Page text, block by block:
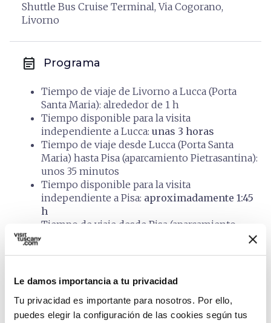
Le damos importancia a tu privacidad
Tu privacidad es importante para nosotros. Por ello,
puedes elegir la configuración de las cookies según tus
Shuttle Bus Cruise Terminal, Via Cogorano,
Livorno
event_note Programa
Tiempo de viaje de Livorno a Lucca (Porta
Santa Maria): alrededor de 1 h
Tiempo disponible para la visita
independiente a Lucca: unas 3 horas
Tiempo de viaje desde Lucca (Porta Santa
Maria) hasta Pisa (aparcamiento Pietrasantina):
unos 35 minutos
Tiempo disponible para la visita
independiente a Pisa: aproximadamente 1:45
h
Tiempo de viaje desde Pisa (aparcamiento
Pietrasantina) hasta directamente al puerto de
auto_delete
Políticas de
cancelación y